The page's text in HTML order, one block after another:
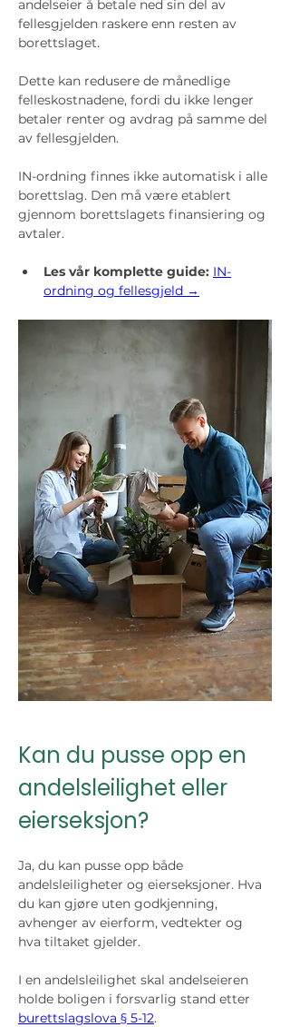
andelseier å betale ned sin del av
fellesgjelden raskere enn resten av
borettslaget.
Dette kan redusere de månedlige
felleskostnadene, fordi du ikke lenger
betaler renter og avdrag på samme del
av fellesgjelden.
IN-ordning finnes ikke automatisk i alle
borettslag. Den må være etablert
gjennom borettslagets finansiering og
avtaler.
Les vår komplette guide: IN-
ordning og fellesgjeld →
Kan du pusse opp en
andelsleilighet eller
eierseksjon?
Ja, du kan pusse opp både
andelsleiligheter og eierseksjoner. Hva
du kan gjøre uten godkjenning,
avhenger av eierform, vedtekter og
hva tiltaket gjelder.
I en andelsleilighet skal andelseieren
holde boligen i forsvarlig stand etter
burettslagslova § 5-12.